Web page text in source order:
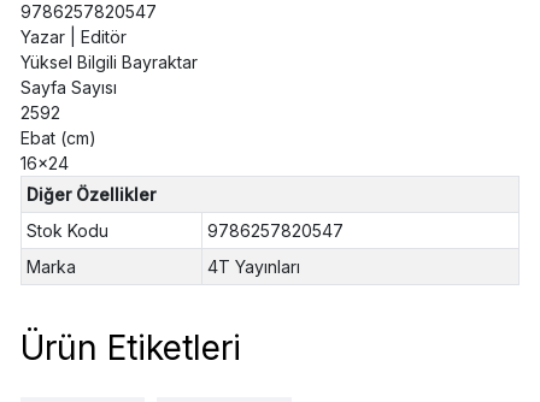
9786257820547
Yazar | Editör
Yüksel Bilgili Bayraktar
Sayfa Sayısı
2592
Ebat (cm)
16x24
Diğer Özellikler
Stok Kodu
9786257820547
Marka
4T Yayınları
Ürün Etiketleri